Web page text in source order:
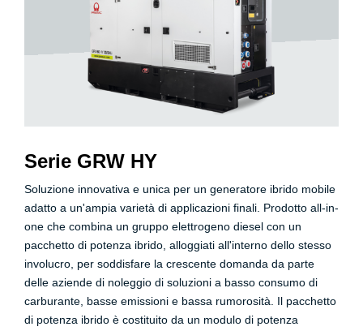
Serie GRW HY
Soluzione innovativa e unica per un generatore ibrido mobile
adatto a un'ampia varietà di applicazioni finali. Prodotto all-in-
one che combina un gruppo elettrogeno diesel con un
pacchetto di potenza ibrido, alloggiati all'interno dello stesso
involucro, per soddisfare la crescente domanda da parte
delle aziende di noleggio di soluzioni a basso consumo di
carburante, basse emissioni e bassa rumorosità. Il pacchetto
di potenza ibrido è costituito da un modulo di potenza